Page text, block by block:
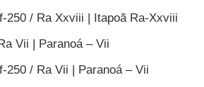
250 / Ra Xxviii | Itapoã Ra-Xxviii
Vii | Paranoá – Vii
250 / Ra Vii | Paranoá – Vii